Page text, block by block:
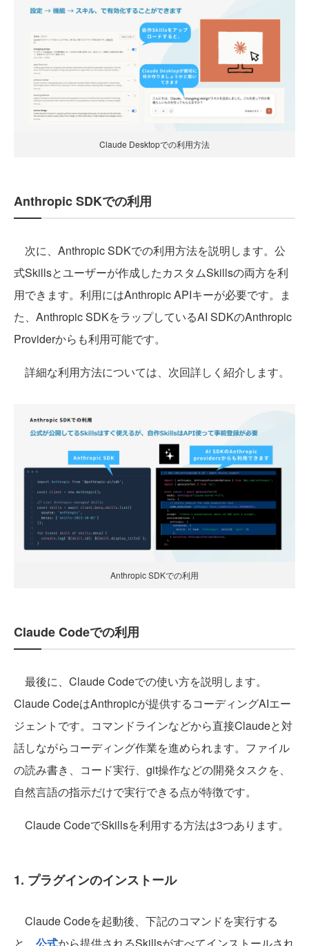
Claude Desktopでの利用方法
Anthropic SDKでの利用
次に、Anthropic SDKでの利用方法を説明します。公
式Skillsとユーザーが作成したカスタムSkillsの両方を利
用できます。利用にはAnthropic APIキーが必要です。ま
た、Anthropic SDKをラップしているAI SDKのAnthropic
Providerからも利用可能です。
詳細な利用方法については、次回詳しく紹介します。
Anthropic SDKでの利用
Claude Codeでの利用
最後に、Claude Codeでの使い方を説明します。
Claude CodeはAnthropicが提供するコーディングAIエー
ジェントです。コマンドラインなどから直接Claudeと対
話しながらコーディング作業を進められます。ファイル
の読み書き、コード実行、git操作などの開発タスクを、
自然言語の指示だけで実行できる点が特徴です。
Claude CodeでSkillsを利用する方法は3つあります。
1. プラグインのインストール
Claude Codeを起動後、下記のコマンドを実行する